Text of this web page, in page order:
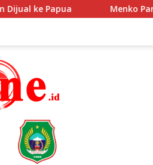
KDKMP Harus Jadi Motor